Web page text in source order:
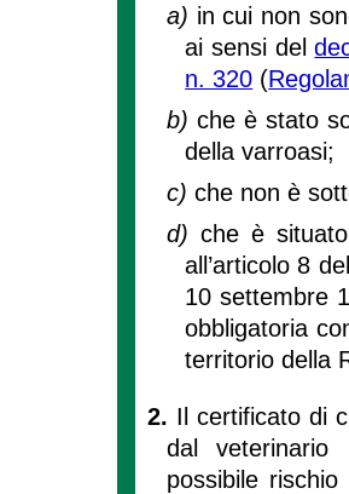
a) in cui non
ai sensi del
n. 320 (
b) che è stato
della varroasi;
c) che non è
d) che è
all’articolo 8
10 settembre
obbligatoria
territorio della
2. Il certificato di
dal veterinario
possibile